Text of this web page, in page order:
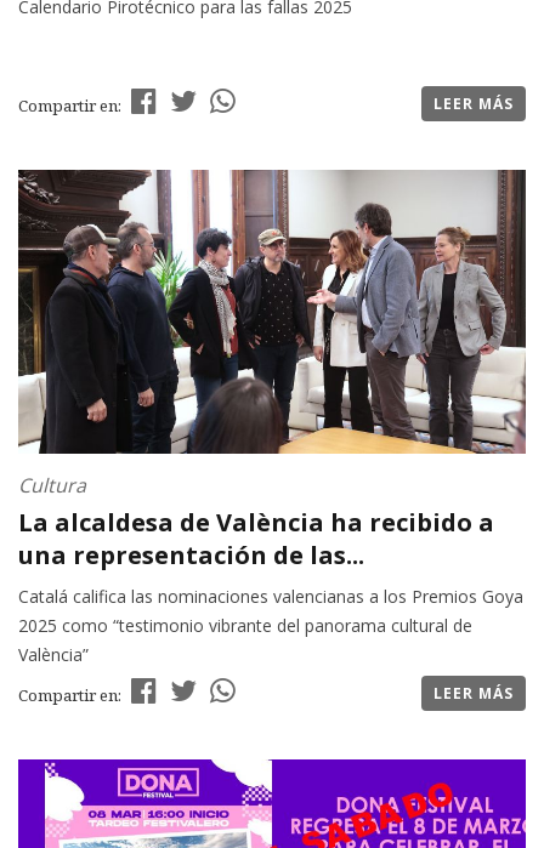
Calendario Pirotécnico para las fallas 2025
Compartir en: LEER MÁS
Cultura
La alcaldesa de València ha recibido a
una representación de las...
Catalá califica las nominaciones valencianas a los Premios Goya
2025 como “testimonio vibrante del panorama cultural de
València”
Compartir en: LEER MÁS